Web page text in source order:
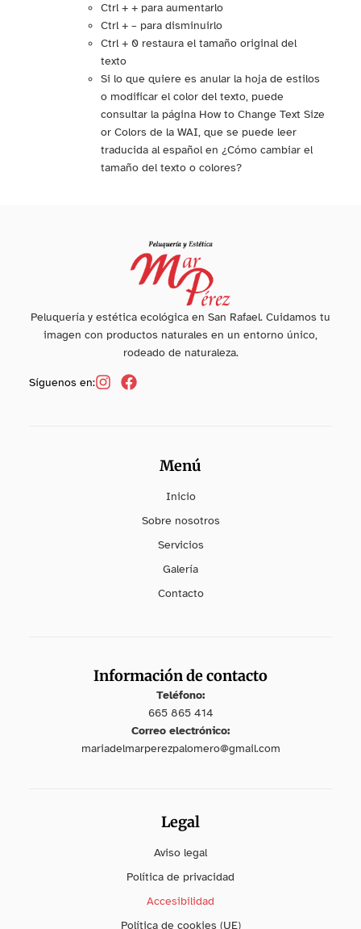
Ctrl + + para aumentarlo
Ctrl + – para disminuirlo
Ctrl + 0 restaura el tamaño original del
texto
Si lo que quiere es anular la hoja de estilos
o modificar el color del texto, puede
consultar la página How to Change Text Size
or Colors de la WAI, que se puede leer
traducida al español en ¿Cómo cambiar el
tamaño del texto o colores?
Peluquería y estética ecológica en San Rafael. Cuidamos tu
imagen con productos naturales en un entorno único,
rodeado de naturaleza.
Síguenos en:
Menú
Inicio
Sobre nosotros
Servicios
Galería
Contacto
Información de contacto
Teléfono:
665 865 414
Correo electrónico:
mariadelmarperezpalomero@gmail.com
Legal
Aviso legal
Política de privacidad
Accesibilidad
Política de cookies (UE)